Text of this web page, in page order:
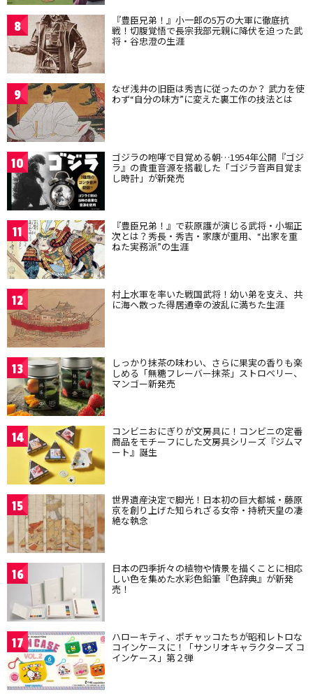
8 『豊臣兄弟！』小一郎の5万の大軍に徹底抗
戦！切腹覚悟で長宗我部元親に降伏を迫った武
将・谷忠澄の生涯
9 なぜ浅井の旧臣は秀吉に従ったのか？ 武力を使
わず“自分の味方”に変えた裏工作の技法とは
10 ゴジラの咆哮で目覚める朝…1954年公開『ゴジ
ラ』の貴重音源を搭載した「ゴジラ音声目覚ま
し時計」が新発売
11 『豊臣兄弟！』で萩原護が演じる武将・小堀正
次とは？秀長・秀吉・家康が重用、“出家を重
ねた実務派”の生涯
12 村上水軍を率いた戦国武将！幼い弟を支え、共
に海へ散った得居通幸の波乱に満ちた生涯
13 しっかり抹茶の味わい、さらに果実の香りも楽
しめる「無糖フレーバー抹茶」ストロベリー、
マンゴー新発売
14 コンビニおにぎりが文房具に！コンビニの定番
商品をモチーフにした文房具シリーズ『ジムマ
ート』誕生
15 世界遺産決定で脚光！日本初の巨大都城・藤原
京を創り上げた知られざる女帝・持統天皇の凄
絶な執念
16 日本の四季折々の植物や情景を描くことに相応
しい色を集めた水彩色鉛筆『色辞典』が新発
売！
17 ハローキティ、ポチャッコたちが昭和レトロな
コインケースに！「サンリオキャラクターズ コ
インケース」第２弾